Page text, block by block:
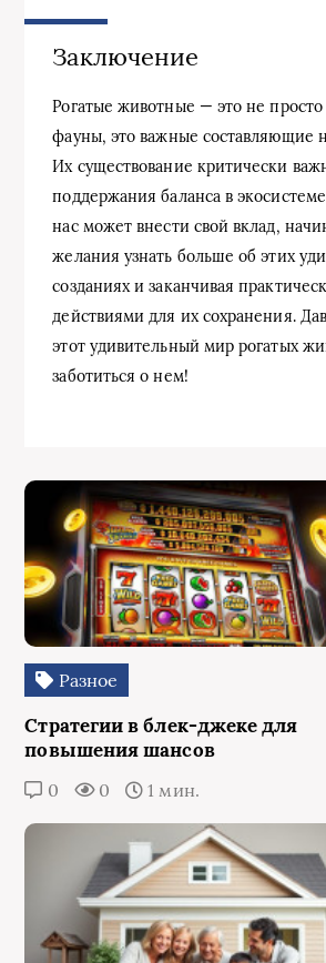
Заключение
Рогатые животные — это не просто
фауны, это важные составляющие
Их существование критически
поддержания баланса в
нас может внести свой вклад,
желания узнать больше об этих
созданиях и заканчивая
действиями для их сохранения.
этот удивительный мир рогатых
заботиться о нем!
Разное
Стратегии в блек-джеке для
повышения шансов
0 0 1 мин.